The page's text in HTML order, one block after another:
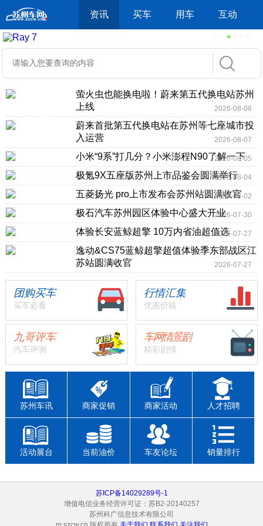
资讯 买车 用车 互动
萤火虫也能换电啦！蔚来第五代换电站苏州
上线
2026-08-08
蔚来首批第五代换电站在苏州等七座城市投
入运营
2026-08-07
小米“9系”打几分？小米澎程N90了解一下
2026-08-05
极氪9X五座版苏州上市品鉴会圆满举行
2026-08-04
五菱扬光 pro上市发布会苏州站圆满收官
2026-08-02
极石汽车苏州园区体验中心盛大开业2026-07-30
体验长安蓝鲸超擎 10万内省油超值选2026-07-27
逸动&CS75蓝鲸超擎超值体验季东部战区江
苏站圆满收官
2026-07-27
团购买车
买车必看
行情汇集
优惠价格
九哥评车
汽车评测
车网情景剧
精彩剧情
苏州车讯 商家促销 商家活动 人才招聘
活动展台 当前油价 车友论坛 销量排行
苏ICP备14029289号-1
增值电信业务经营许可证：苏B2-20140257
苏州科广信息技术有限公司